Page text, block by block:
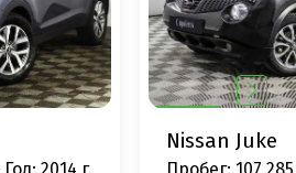
Год: 2014 г.
Nissan Juke
Пробег: 107 285